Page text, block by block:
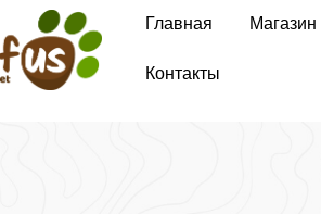
Главная Магазин
Контакты